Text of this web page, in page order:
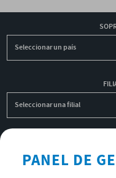
Seleccionar un país
Seleccionar una filial
PANEL DE